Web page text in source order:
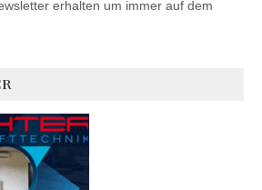
erhalten um immer auf dem